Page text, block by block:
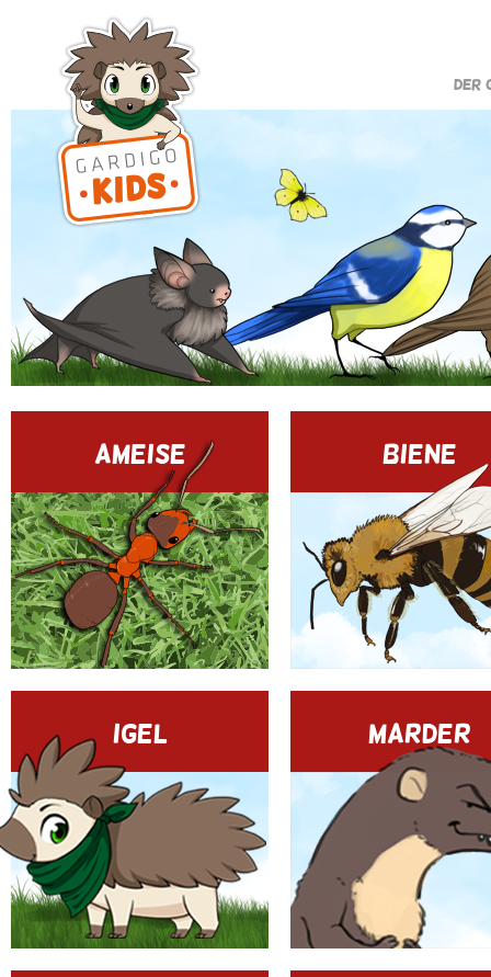
AMEISE BIENE
IGEL MARDER
DER